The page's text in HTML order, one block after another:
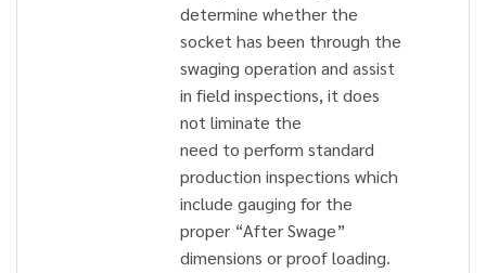
determine whether the
socket has been through the
swaging operation and assist
in field inspections, it does
not liminate the
need to perform standard
production inspections which
include gauging for the
proper “After Swage”
dimensions or proof loading.